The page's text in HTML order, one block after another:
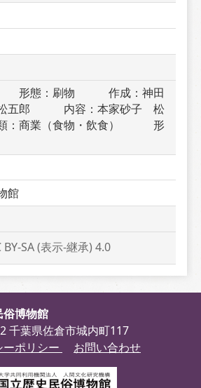
　形態：刷物　　　作成：神田
五郎　　　内容：本家砂子　松
：商業（食物・飲食）　　　形
館
BY-SA (表示-継承) 4.0
俗博物館
千葉県佐倉市城内町117
ポリシー
お問い合わせ